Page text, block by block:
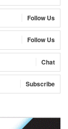
Follow Us
Follow Us
Chat
Subscribe